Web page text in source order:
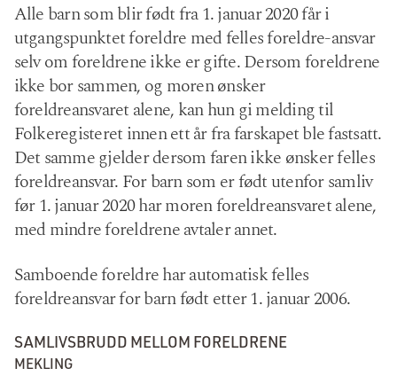
Alle barn som blir født fra 1. januar 2020 får i
utgangspunktet foreldre med felles foreldre-ansvar
selv om foreldrene ikke er gifte. Dersom foreldrene
ikke bor sammen, og moren ønsker
foreldreansvaret alene, kan hun gi melding til
Folkeregisteret innen ett år fra farskapet ble fastsatt.
Det samme gjelder dersom faren ikke ønsker felles
foreldreansvar. For barn som er født utenfor samliv
før 1. januar 2020 har moren foreldreansvaret alene,
med mindre foreldrene avtaler annet.
Samboende foreldre har automatisk felles
foreldreansvar for barn født etter 1. januar 2006.
SAMLIVSBRUDD MELLOM FORELDRENE
MEKLING